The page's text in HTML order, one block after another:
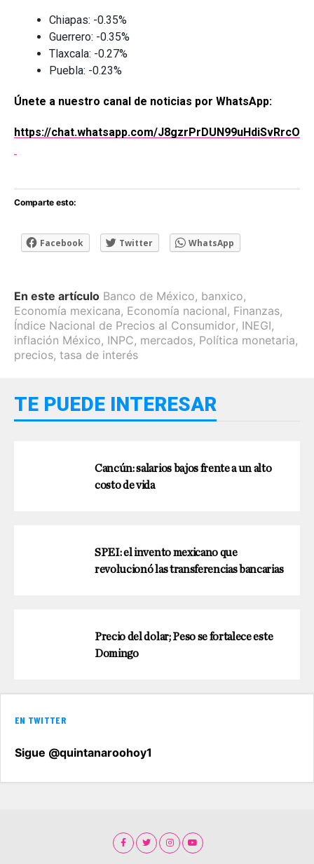
Chiapas: -0.35%
Guerrero: -0.35%
Tlaxcala: -0.27%
Puebla: -0.23%
Únete a nuestro canal de noticias por WhatsApp:
https://chat.whatsapp.com/J8gzrPrDUN99uHdiSvRrcO
Comparte esto:
Facebook Twitter WhatsApp
En este artículo Banco de México, banxico,
Economía mexicana, Economía nacional, Finanzas,
Índice Nacional de Precios al Consumidor, INEGI,
inflación México, INPC, mercados, Política monetaria,
precios, tasa de interés
TE PUEDE INTERESAR
Cancún: salarios bajos frente a un alto
costo de vida
SPEI: el invento mexicano que
revolucionó las transferencias bancarias
Precio del dolar; Peso se fortalece este
Domingo
EN TWITTER
Sigue @quintanaroohoy1